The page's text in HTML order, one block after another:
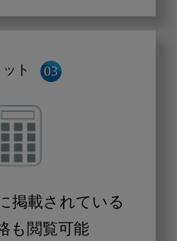
ト
掲載されている
も閲覧可能